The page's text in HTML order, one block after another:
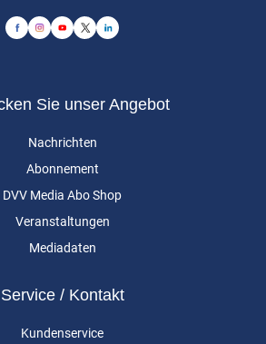
Sie unser Angebot
Nachrichten
Abonnement
DVV Media Abo Shop
Veranstaltungen
Mediadaten
Service / Kontakt
Kundenservice